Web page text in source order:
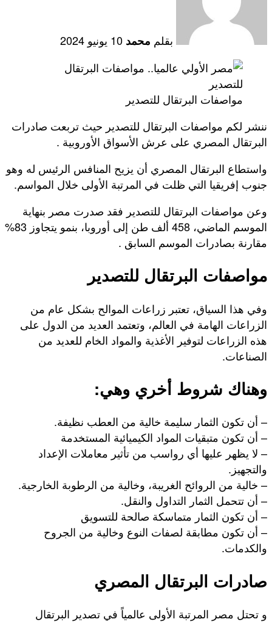
بقلم محمد 10 يونيو 2024
مواصفات البرتقال للتصدير
ننشر لكم مواصفات البرتقال للتصدير حيث تربعت صادرات
البرتقال المصري على عرش الأسواق الأوروبية .
واستطاع البرتقال المصري أن يزيح المنافس الرئيس له وهو
جنوب إفريقيا التي ظلت في المرتبة الأولى خلال المواسم.
وعن مواصفات البرتقال للتصدير فقد صدرت مصر بنهاية
الموسم الماضي، 458 ألف طن إلى أوروبا، بنمو يتجاوز 83%
مقارنة بصادرات الموسم السابق .
مواصفات البرتقال للتصدير
وفي هذا السياق، تعتبر زراعات الموالح بشكل عام من
الزراعات الهامة في العالم، وتعتمد العديد من الدول على
هذه الزراعات لتوفير الأغذية والمواد الخام للعديد من
الصناعات.
وهناك شروط أخري وهي:
– أن تكون الثمار سليمة خالية من العطب نظيفة.
– أن تكون متبقيات المواد الكيميائية المستخدمة
– لا يظهر عليها أي رواسب من تأثير معاملات الإعداد
والتجهيز.
– خالية من الروائح الغريبة، وخالية من الرطوبة الخارجية.
– أن تتحمل الثمار التداول والنقل.
– أن تكون الثمار متماسكة صالحة للتسويق
– أن تكون مطابقة لصفات النوع وخالية من الجروح
والكدمات.
صادرات البرتقال المصري
و تحتل مصر المرتبة الأولى عالمياً في تصدير البرتقال